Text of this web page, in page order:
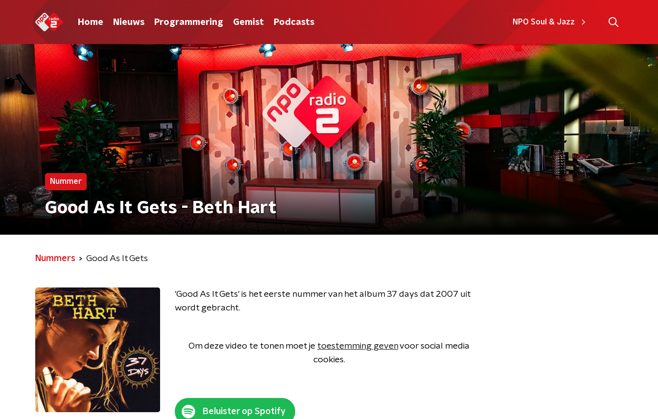
Home Nieuws Programmering Gemist Podcasts NPO Soul & Jazz
Nummer
Good As It Gets - Beth Hart
Nummers Good As It Gets
'Good As It Gets' is het eerste nummer van het album 37 days dat 2007 uit
wordt gebracht.
Om deze video te tonen moet je toestemming gevenvoor social media
cookies.
Beluister op Spotify